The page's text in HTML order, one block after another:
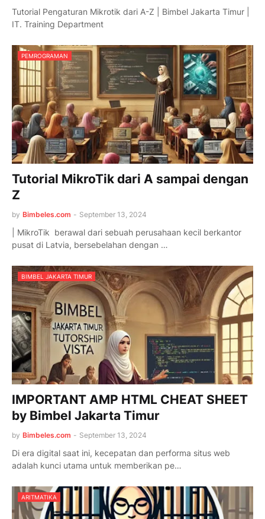
Tutorial Pengaturan Mikrotik dari A-Z | Bimbel Jakarta Timur |
IT. Training Department
PEMROGRAMAN
Tutorial MikroTik dari A sampai dengan
Z
by Bimbeles.com - September 13, 2024
| MikroTik berawal dari sebuah perusahaan kecil berkantor
pusat di Latvia, bersebelahan dengan …
BIMBEL JAKARTA TIMUR
IMPORTANT AMP HTML CHEAT SHEET
by Bimbel Jakarta Timur
by Bimbeles.com - September 13, 2024
Di era digital saat ini, kecepatan dan performa situs web
adalah kunci utama untuk memberikan pe…
ARITMATIKA